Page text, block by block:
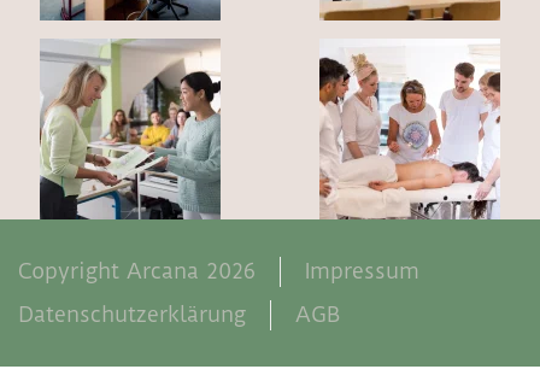
Copyright Arcana 2026
Impressum
Datenschutzerklärung
AGB